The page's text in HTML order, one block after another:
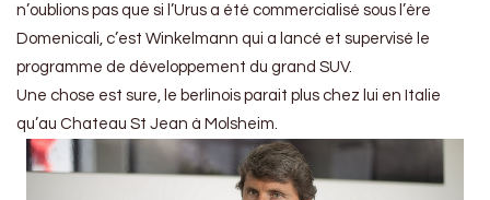
n’oublions pas que si l’Urus a été commercialisé sous l’ère
Domenicali, c’est Winkelmann qui a lancé et supervisé le
programme de développement du grand SUV.
Une chose est sure, le berlinois parait plus chez lui en Italie
qu’au Chateau St Jean à Molsheim.